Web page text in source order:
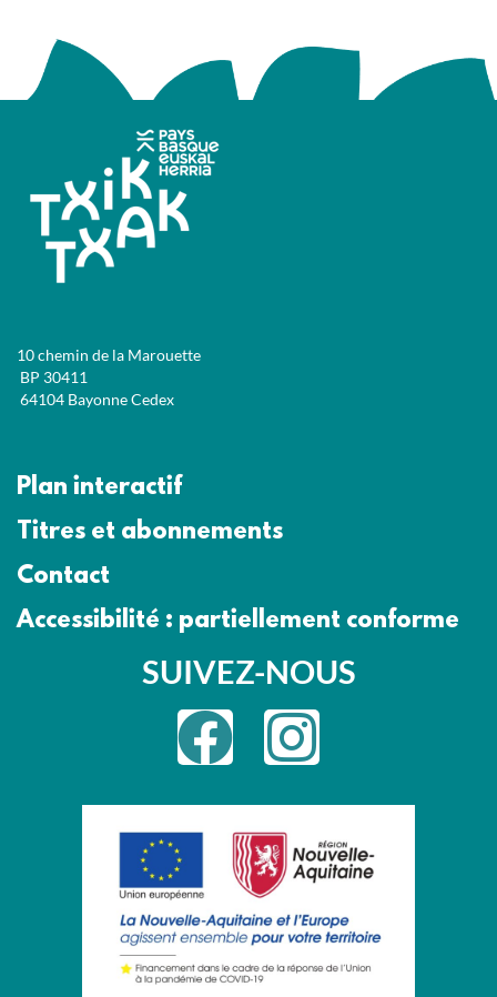
10 chemin de la Marouette
BP 30411
64104 Bayonne Cedex
Plan interactif
Titres et abonnements
Contact
Accessibilité : partiellement conforme
SUIVEZ-NOUS